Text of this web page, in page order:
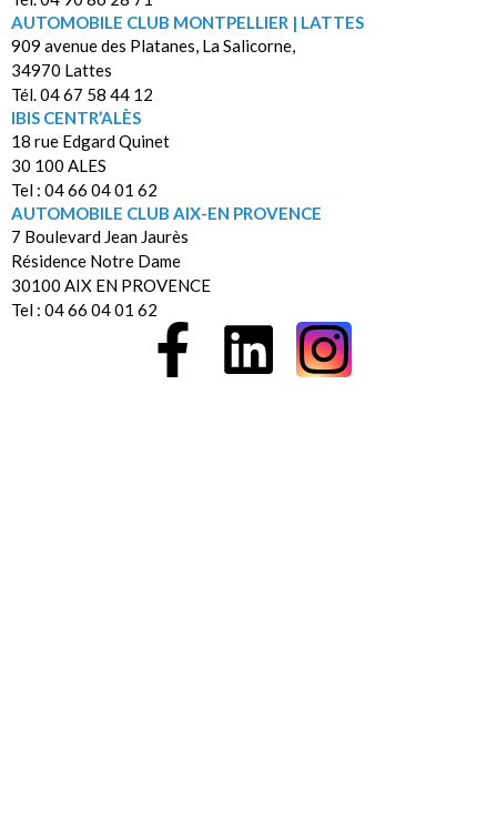
AUTOMOBILE CLUB MONTPELLIER | LATTES
909 avenue des Platanes, La Salicorne,
34970 Lattes
Tél. 04 67 58 44 12
IBIS CENTR’ALÈS
18 rue Edgard Quinet
30 100 ALES
Tel : 04 66 04 01 62
AUTOMOBILE CLUB AIX-EN PROVENCE
7 Boulevard Jean Jaurès
Résidence Notre Dame
30100 AIX EN PROVENCE
Tel : 04 66 04 01 62